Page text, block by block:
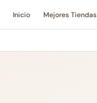
Inicio Mejores Tiendas